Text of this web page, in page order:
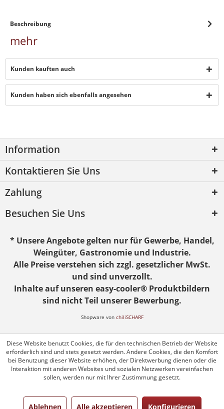
Beschreibung
mehr
Kunden kauften auch
Kunden haben sich ebenfalls angesehen
Information
Kontaktieren Sie Uns
Zahlung
Besuchen Sie Uns
* Unsere Angebote gelten nur für Gewerbe, Handel,
Weingüter, Gastronomie und Industrie.
Alle Preise verstehen sich zzgl. gesetzlicher MwSt.
und sind unverzollt.
Inhalte auf unseren easy-cooler® Produktbildern
sind nicht Teil unserer Bewerbung.
Shopware von chiliSCHARF
Diese Website benutzt Cookies, die für den technischen Betrieb der Website
erforderlich sind und stets gesetzt werden. Andere Cookies, die den Komfort
bei Benutzung dieser Website erhöhen, der Direktwerbung dienen oder die
Interaktion mit anderen Websites und sozialen Netzwerken vereinfachen
sollen, werden nur mit Ihrer Zustimmung gesetzt.
Ablehnen Alle akzeptieren Konfigurieren